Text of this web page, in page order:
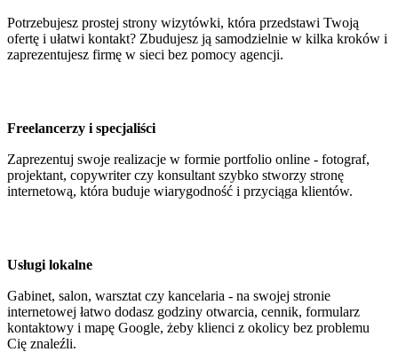
Potrzebujesz prostej strony wizytówki, która przedstawi Twoją
ofertę i ułatwi kontakt? Zbudujesz ją samodzielnie w kilka kroków i
zaprezentujesz firmę w sieci bez pomocy agencji.
Freelancerzy i specjaliści
Zaprezentuj swoje realizacje w formie portfolio online - fotograf,
projektant, copywriter czy konsultant szybko stworzy stronę
internetową, która buduje wiarygodność i przyciąga klientów.
Usługi lokalne
Gabinet, salon, warsztat czy kancelaria - na swojej stronie
internetowej łatwo dodasz godziny otwarcia, cennik, formularz
kontaktowy i mapę Google, żeby klienci z okolicy bez problemu
Cię znaleźli.